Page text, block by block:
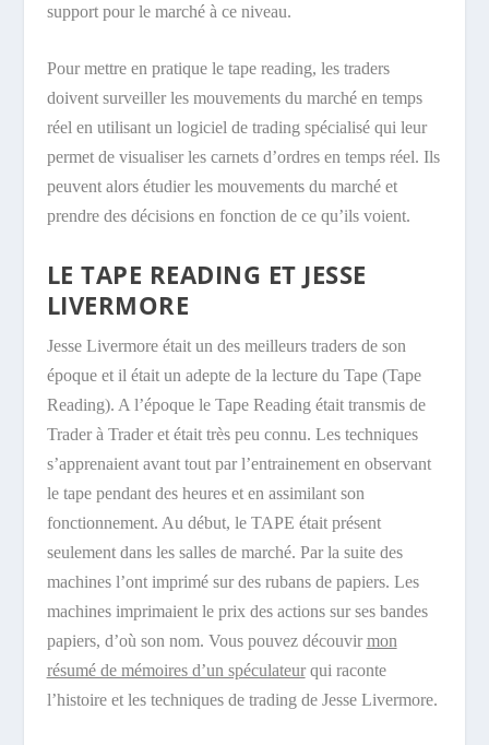
support pour le marché à ce niveau.
Pour mettre en pratique le tape reading, les traders
doivent surveiller les mouvements du marché en temps
réel en utilisant un logiciel de trading spécialisé qui leur
permet de visualiser les carnets d’ordres en temps réel. Ils
peuvent alors étudier les mouvements du marché et
prendre des décisions en fonction de ce qu’ils voient.
LE TAPE READING ET JESSE
LIVERMORE
Jesse Livermore était un des meilleurs traders de son
époque et il était un adepte de la lecture du Tape (Tape
Reading). A l’époque le Tape Reading était transmis de
Trader à Trader et était très peu connu. Les techniques
s’apprenaient avant tout par l’entrainement en observant
le tape pendant des heures et en assimilant son
fonctionnement. Au début, le TAPE était présent
seulement dans les salles de marché. Par la suite des
machines l’ont imprimé sur des rubans de papiers. Les
machines imprimaient le prix des actions sur ses bandes
papiers, d’où son nom. Vous pouvez découvirmon
résumé de mémoires d’un spéculateurqui raconte
l’histoire et les techniques de trading de Jesse Livermore.